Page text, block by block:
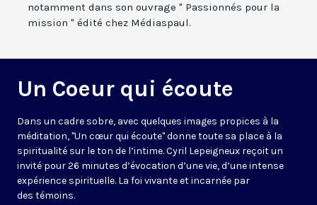
notamment dans son ouvrage " Passionnés pour la
mission " édité chez Médiaspaul.
Un Coeur qui écoute
Dans un cadre sobre, avec quelques images propices à la
méditation, "Un cœur qui écoute" donne toute sa place à la
spiritualité sur le ton de l’intime. Cyril Lepeigneux reçoit un
invité pour 26 minutes d’évocation d’une vie, d’une intense
expérience spirituelle. La foi vivante et incarnée par
des témoins.